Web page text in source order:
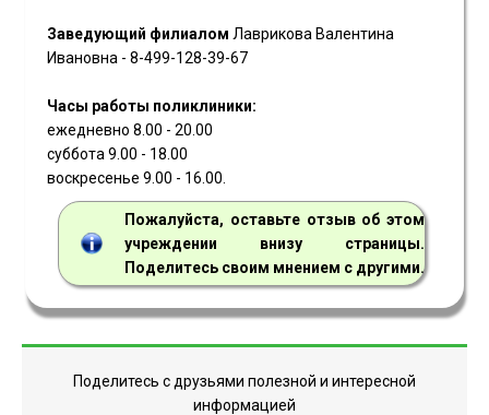
Заведующий филиалом Лаврикова Валентина
Ивановна - 8-499-128-39-67
Часы работы поликлиники:
ежедневно 8.00 - 20.00
суббота 9.00 - 18.00
воскресенье 9.00 - 16.00.
Пожалуйста, оставьте отзыв об этом
учреждении внизу страницы.
Поделитесь своим мнением с другими.
Поделитесь с друзьями полезной и интересной
информацией